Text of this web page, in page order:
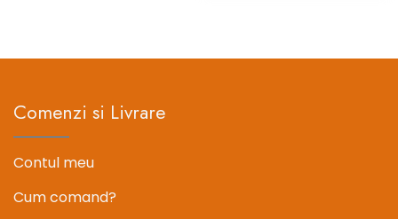
Comenzi si Livrare
Contul meu
Cum comand?